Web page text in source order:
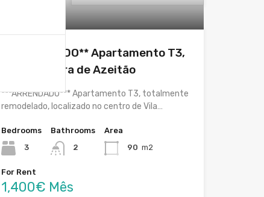
**ARRENDADO** Apartamento T3,
Vila Nogueira de Azeitão
***ARRENDADO*** Apartamento T3, totalmente
remodelado, localizado no centro de Vila…
Bedrooms
3
Bathrooms
2
Area
90 m2
For Rent
1,400€ Mês